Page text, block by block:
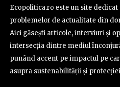
Ecopolitica.ro este un site
problemelor de actualitate din
Aici găsești articole, interviuri și
intersecția dintre mediul
punând accent pe impactul pe
asupra sustenabilității și